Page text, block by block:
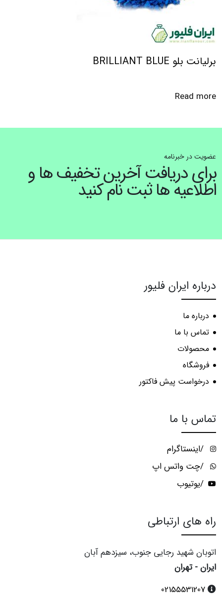
برلیانت بلو BRILLIANT BLUE
Read more
عضویت در خبرنامه
برای دریافت آخرین تخفیف ها و
اطلاعیه ها ثبت نام کنید
درباره ایران فلیور
درباره ما
تماس با ما
محصولات
فروشگاه
درخواست پیش فاکتور
تماس با ما
/اینستاگرام
/چت واتس اپ
/یوتیوب
راه های ارتباطی
اتوبان شهید رجایی جنوب، سیزدهم آبان
ایران - تهران
02155531207